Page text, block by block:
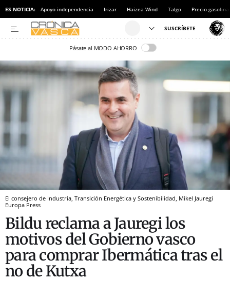
ES NOTICIA: Apoyo independencia Irizar Haizea Wind Talgo Precio gasolina
Pásate al MODO AHORRO
El consejero de Industria, Transición Energética y Sostenibilidad, Mikel Jauregi
Europa Press
Bildu reclama a Jauregi los
motivos del Gobierno vasco
para comprar Ibermática tras el
no de Kutxa